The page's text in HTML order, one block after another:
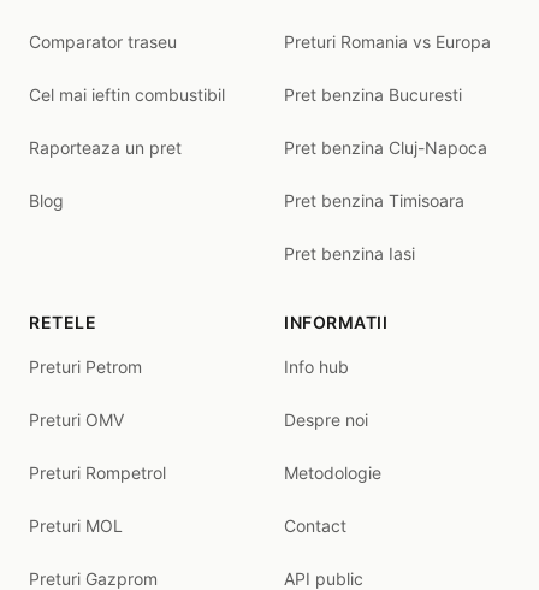
Comparator traseu
Cel mai ieftin combustibil
Raporteaza un pret
Blog
Preturi Romania vs Europa
Pret benzina Bucuresti
Pret benzina Cluj-Napoca
Pret benzina Timisoara
Pret benzina Iasi
RETELE
Preturi Petrom
Preturi OMV
Preturi Rompetrol
Preturi MOL
Preturi Gazprom
INFORMATII
Info hub
Despre noi
Metodologie
Contact
API public